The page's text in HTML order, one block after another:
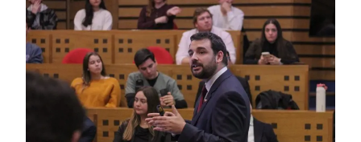
cursos
Especialidades y
estadías
Te puede
interesar:
International
students
Facultades
interesar:
2025
vinculación con la
sociedad
Extensión Cultural
Te puede interesar: Filantropía y Donaciones
intercambio
Servicios y apoyos
Te puede
interesar:
Explora el campus
Uandes
Noticias
estudiantiles